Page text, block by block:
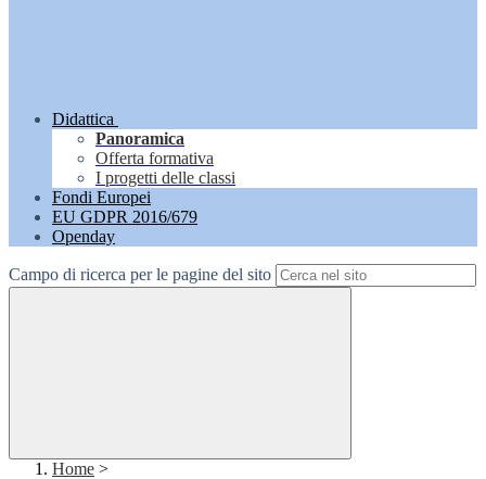
Didattica
Panoramica
Offerta formativa
I progetti delle classi
Fondi Europei
EU GDPR 2016/679
Openday
Campo di ricerca per le pagine del sito
Home >